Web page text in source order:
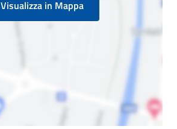
Visualizza in Mappa